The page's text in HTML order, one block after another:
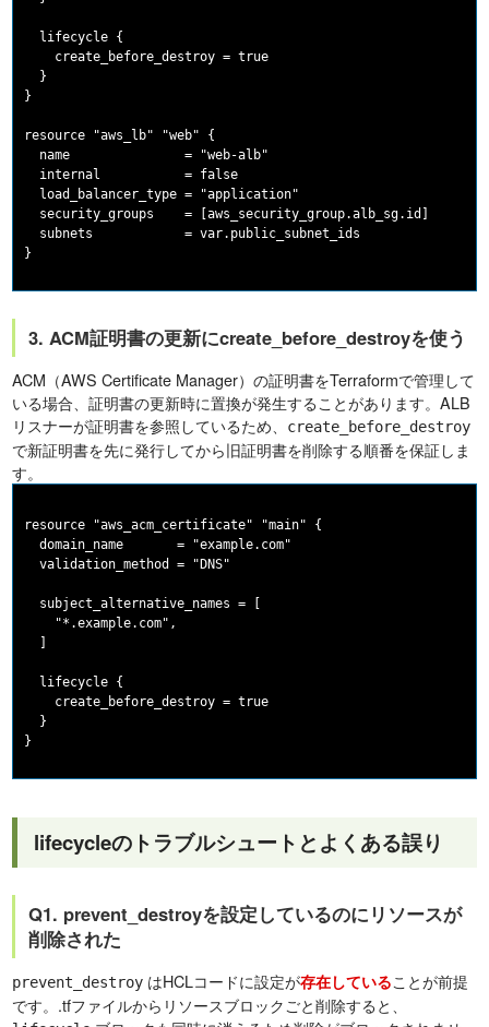
  lifecycle {
    create_before_destroy = true
  }
}
resource "aws_lb" "web" {
  name               = "web-alb"
  internal           = false
  load_balancer_type = "application"
  security_groups    = [aws_security_group.alb_sg.id]
  subnets            = var.public_subnet_ids
3. ACM証明書の更新にcreate_before_destroyを使う
ACM（AWS Certificate Manager）の証明書をTerraformで管理して
いる場合、証明書の更新時に置換が発生することがあります。ALB
リスナーが証明書を参照しているため、
create_before_destroy
で新証明書を先に発行してから旧証明書を削除する順番を保証しま
す。
resource "aws_acm_certificate" "main" {
  domain_name       = "example.com"
  validation_method = "DNS"
  subject_alternative_names = [
    "*.example.com",
  lifecycle {
    create_before_destroy = true
  }
lifecycleのトラブルシュートとよくある誤り
Q1. prevent_destroyを設定しているのにリソースが
削除された
prevent_destroy はHCLコードに設定が存在していることが前提
です。.tfファイルからリソースブロックごと削除すると、